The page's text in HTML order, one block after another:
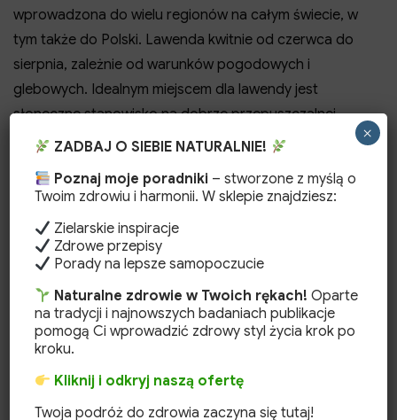
wprowadzona do wielu regionów na całym świecie, w
tym także do Polski. Lawenda kwitnie od czerwca do
sierpnia, zależnie od warunków pogodowych i
glebowych. Idealnym miejscem dla lawendy jest
słoneczne stanowisko na dobrze przepuszczalnej
glebie.
Kwiaty lawendy są nie tylko piękne, ale także jadalne i
mają unikalny smak, który można wykorzystać w
kuchni. Są one często stosowane do aromatyzowania
ciast i deserów, dżemów, a nawet niektórych rodzajów
mięs. Herbatka z kwiatów lawendy ma kojący smak i
aromat, a dodatkowo pięknie się prezentuje. Lawenda
jest również często wykorzystywana w produkcji
syropów i likierów.
Lawenda jest ceniona w ziołolecznictwie przede
wszystkim za swoje silne właściwości relaksacyjne i
ZADBAJ O SIEBIE NATURALNIE!
Poznaj moje poradniki – stworzone z myślą o
Twoim zdrowiu i harmonii. W sklepie znajdziesz:
Zielarskie inspiracje
Zdrowe przepisy
Porady na lepsze samopoczucie
Naturalne zdrowie w Twoich rękach! Oparte
na tradycji i najnowszych badaniach publikacje
pomogą Ci wprowadzić zdrowy styl życia krok po
kroku.
Kliknij i odkryj naszą ofertę
Twoja podróż do zdrowia zaczyna się tutaj!
×